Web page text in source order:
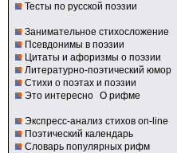
Тесты по русской поэзии
Занимательное стихосложение
Псевдонимы в поэзии
Цитаты и афоризмы о поэзии
Литературно-поэтический юмор
Стихи о поэтах и поэзии
Это интересно О рифме
Экспресс-анализ стихов on-line
Поэтический календарь
Словарь популярных рифм